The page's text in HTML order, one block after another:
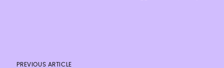
PREVIOUS ARTICLE